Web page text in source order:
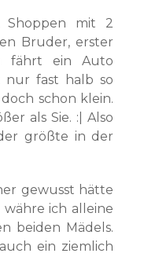
Shoppen mit 2
Bruder, erster
fährt ein Auto
nur fast halb so
schon klein.
als Sie. :| Also
größte in der
gewusst hätte
ich alleine
beiden Mädels.
ein ziemlich